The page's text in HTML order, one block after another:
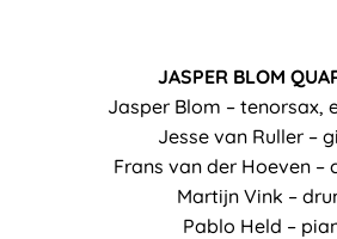
JASPER BLOM
Jasper Blom – tenorsax,
Jesse van Ruller –
Frans van der Hoeven –
Martijn Vink –
Pablo Held –